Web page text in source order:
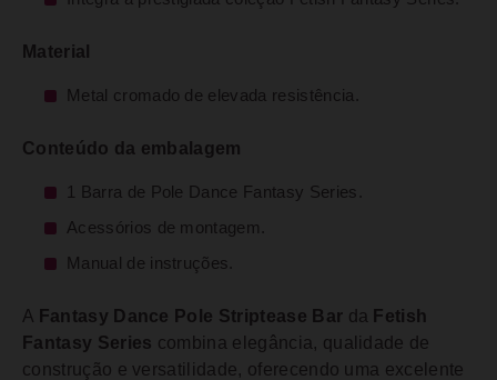
Material
Metal cromado de elevada resistência.
Conteúdo da embalagem
1 Barra de Pole Dance Fantasy Series.
Acessórios de montagem.
Manual de instruções.
A Fantasy Dance Pole Striptease Bar da Fetish
Fantasy Series combina elegância, qualidade de
construção e versatilidade, oferecendo uma excelente